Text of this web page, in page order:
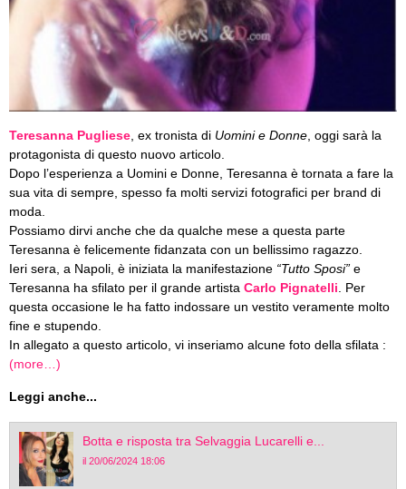
Teresanna Pugliese , ex tronista di Uomini e Donne , oggi sarà la
protagonista di questo nuovo articolo.
Dopo l’esperienza a Uomini e Donne, Teresanna è tornata a fare la
sua vita di sempre, spesso fa molti servizi fotografici per brand di
moda.
Possiamo dirvi anche che da qualche mese a questa parte
Teresanna è felicemente fidanzata con un bellissimo ragazzo.
Ieri sera, a Napoli, è iniziata la manifestazione “Tutto Sposi” e
Teresanna ha sfilato per il grande artista Carlo Pignatelli . Per
questa occasione le ha fatto indossare un vestito veramente molto
fine e stupendo.
In allegato a questo articolo, vi inseriamo alcune foto della sfilata :
(more…)
Leggi anche...
Botta e risposta tra Selvaggia Lucarelli e...
il 20/06/2024 18:06